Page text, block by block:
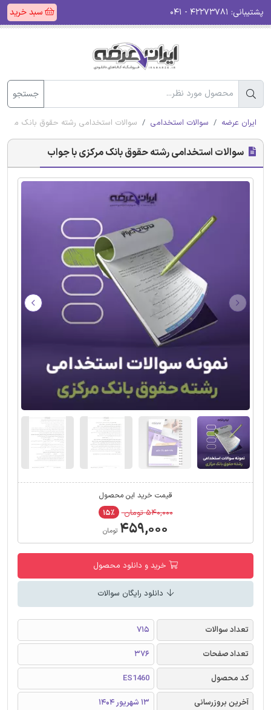
پشتیبانی: سبد خرید
جستجو
ایران عرضه سوالات استخدامی سوالات استخدامی رشته حقوق بانک
سوالات استخدامی رشته حقوق بانک مرکزی با جواب
قیمت خرید این محصول
۵۴۰,۰۰۰ تومان ۱۵٪
۴۵۹,۰۰۰ تومان
خرید و دانلود محصول
دانلود رایگان سوالات
تعداد سوالات
715
تعداد صفحات
376
کد محصول
ES1460
آخرین بروزرسانی
13 شهریور 1404